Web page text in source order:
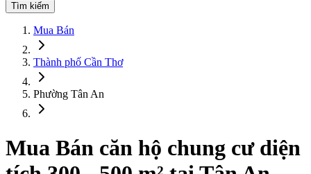
Tìm kiếm
Mua Bán
Thành phố Cần Thơ
Phường Tân An
Mua Bán căn hộ chung cư diện